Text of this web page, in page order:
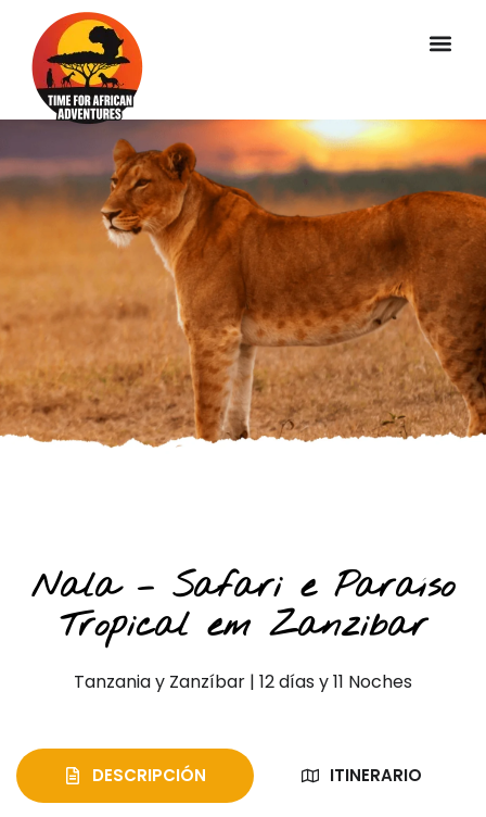
Nala – Safari e Paraíso
Tropical em Zanzibar
Tanzania y Zanzíbar | 12 días y 11 Noches
DESCRIPCIÓN ITINERARIO